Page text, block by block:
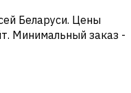
Беларуси. Цены
Минимальный заказ -